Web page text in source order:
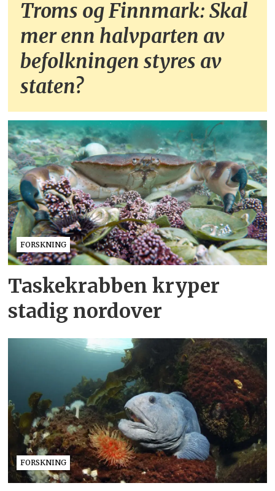
Troms og Finnmark: Skal
mer enn halvparten av
befolkningen styres av
staten?
FORSKNING
Taskekrabben kryper
stadig nordover
FORSKNING